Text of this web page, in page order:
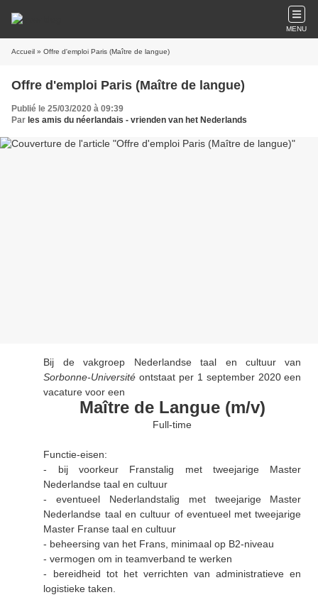
MENU
Accueil » Offre d'emploi Paris (Maître de langue)
Offre d'emploi Paris (Maître de langue)
Publié le 25/03/2020 à 09:39
Par les amis du néerlandais - vrienden van het Nederlands
Bij de vakgroep Nederlandse taal en cultuur van
Sorbonne-Université ontstaat per 1 september 2020 een
vacature voor een
Maître de Langue (m/v)
Full-time
Functie-eisen:
- bij voorkeur Franstalig met tweejarige Master
Nederlandse taal en cultuur
- eventueel Nederlandstalig met tweejarige Master
Nederlandse taal en cultuur of eventueel met tweejarige
Master Franse taal en cultuur
- beheersing van het Frans, minimaal op B2-niveau
- vermogen om in teamverband te werken
- bereidheid tot het verrichten van administratieve en
logistieke taken.